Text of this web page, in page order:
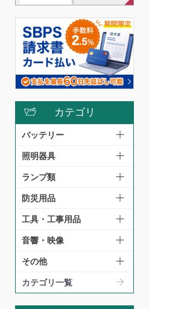
カテゴリ
バッテリー
照明器具
ランプ類
防災用品
工具・工事用品
音響・映像
その他
カテゴリ一覧